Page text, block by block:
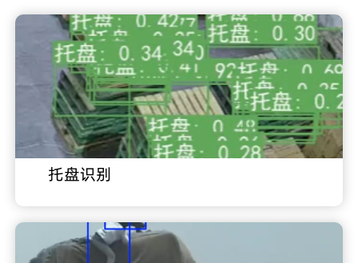
托盘识别